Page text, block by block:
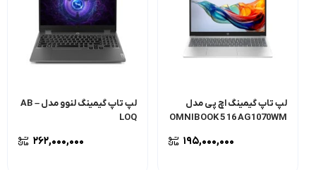
لپ تاپ گیمینگ اچ پی مدل
OMNIBOOK 5 16 AG1070WM
۱۹۵,۰۰۰,۰۰۰
لپ تاپ گیمینگ لنوو مدل AB –
LOQ
۲۶۲,۰۰۰,۰۰۰